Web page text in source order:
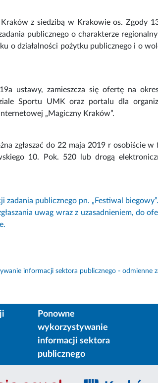
z siedzibą w Krakowie os. Zgody
publicznego o charakterze
o działalności pożytku publicznego i o
ustawy, zamieszcza się ofertę na
Sportu UMK oraz portalu dla
„Magiczny Kraków”.
zgłaszać do 22 maja 2019 r osobiście
10. Pok. 520 lub drogą
zadania publicznego pn. „Festiwal biegowy”.
uwag wraz z uzasadnieniem, do
informacji sektora publicznego - odmienne
Ponowne
wykorzystywanie
informacji sektora
publicznego